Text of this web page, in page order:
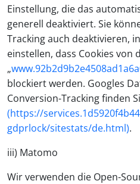
Einstellung, die das
generell deaktiviert. Sie
Tracking auch deaktivieren,
einstellen, dass Cookies von
„
blockiert werden. Googles
Conversion-Tracking finden
(https://
gdprlock/sitestats/de.html).
iii) Matomo
Wir verwenden die Open-